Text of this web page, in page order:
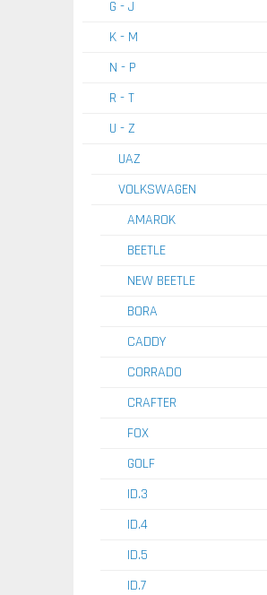
G - J
K - M
N - P
R - T
U - Z
UAZ
VOLKSWAGEN
AMAROK
BEETLE
NEW BEETLE
BORA
CADDY
CORRADO
CRAFTER
FOX
GOLF
ID.3
ID.4
ID.5
ID.7